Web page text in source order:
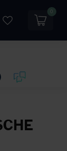
0